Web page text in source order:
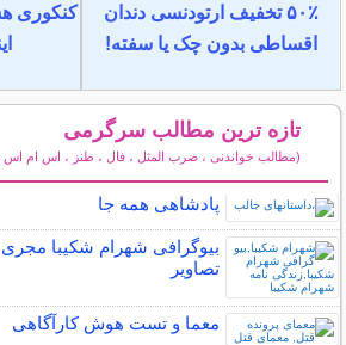
۵۰٪ تخفیف ارتودنسی دندان
اقساطی بدون چک یا سفته!
کنکوری
تازه ترین مطالب سرگرمی
(مطالب خواندنی ، ضرب المثل ، فال ، طنز ، اس ام اس
پادشاهی همه جا
بیوگرافی شهرام شکیبا مجری
تصاویر
معما و تست هوش کارآگاهی